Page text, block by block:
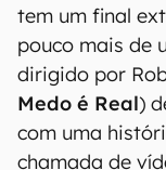
tem um final
pouco mais de
dirigido por
Medo é Real)
com uma
chamada de